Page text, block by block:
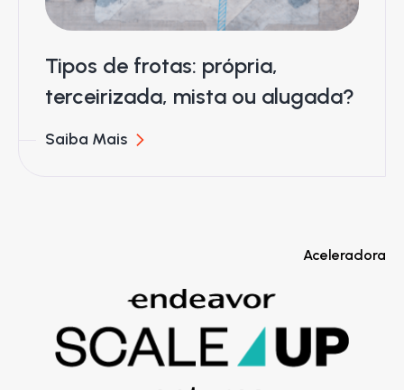
Tipos de frotas: própria,
terceirizada, mista ou alugada?
Saiba Mais
Aceleradora